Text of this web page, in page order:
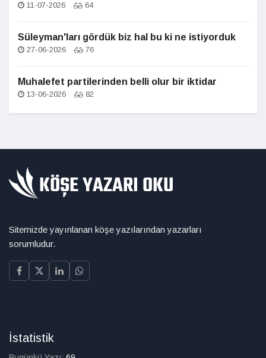
11-07-2026 64
Süleyman'ları gördük biz hal bu ki ne istiyorduk
27-06-2026 76
Muhalefet partilerinden belli olur bir iktidar
13-06-2026 82
Sitemizde yayınlanan köşe yazılarından yazarları
sorumludur.
İstatistik